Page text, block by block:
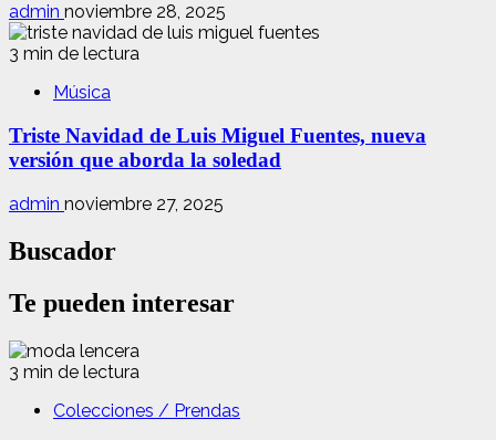
admin noviembre 28, 2025
3 min de lectura
Música
Triste Navidad de Luis Miguel Fuentes, nueva
versión que aborda la soledad
admin noviembre 27, 2025
Buscador
Te pueden interesar
3 min de lectura
Colecciones / Prendas